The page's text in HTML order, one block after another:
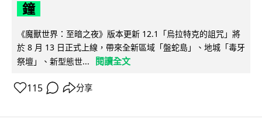
鐘
《魔獸世界：至暗之夜》版本更新 12.1「烏拉特克的詛咒」將
於 8 月 13 日正式上線，帶來全新區域「盤蛇島」、地城「毒牙
祭壇」、新型態世...
閱讀全文
115 分享